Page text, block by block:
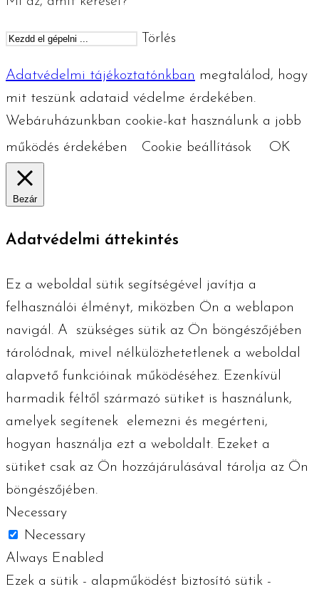
Törlés
Adatvédelmi tájékoztatónkban megtalálod, hogy
mit teszünk adataid védelme érdekében.
Webáruházunkban cookie-kat használunk a jobb
működés érdekében
Cookie beállítások OK
Bezár
Adatvédelmi áttekintés
Ez a weboldal sütik segítségével javítja a
felhasználói élményt, miközben Ön a weblapon
navigál. A szükséges ​​sütik az Ön böngészőjében
tárolódnak, mivel nélkülözhetetlenek a weboldal
alapvető funkcióinak működéséhez. Ezenkívül
harmadik féltől származó sütiket is használunk,
amelyek segítenek elemezni és megérteni,
hogyan használja ezt a weboldalt. Ezeket a
sütiket csak az Ön hozzájárulásával tárolja az Ön
böngészőjében.
Necessary
Necessary
Always Enabled
Ezek a sütik - alapműködést biztosító sütik -